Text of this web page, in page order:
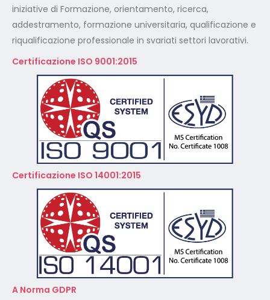
Certificazione ISO 14001:2015
A Norma GDPR